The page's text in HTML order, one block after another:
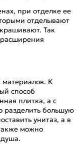
при отделке ее
отделывают
Так
расширения
материалов. К
способ
плитка, а с
разделить большую
унитаз, а в
можно